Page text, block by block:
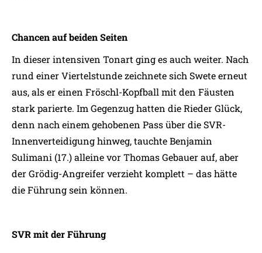
Chancen auf beiden Seiten
In dieser intensiven Tonart ging es auch weiter. Nach
rund einer Viertelstunde zeichnete sich Swete erneut
aus, als er einen Fröschl-Kopfball mit den Fäusten
stark parierte. Im Gegenzug hatten die Rieder Glück,
denn nach einem gehobenen Pass über die SVR-
Innenverteidigung hinweg, tauchte Benjamin
Sulimani (17.) alleine vor Thomas Gebauer auf, aber
der Grödig-Angreifer verzieht komplett – das hätte
die Führung sein können.
SVR mit der Führung